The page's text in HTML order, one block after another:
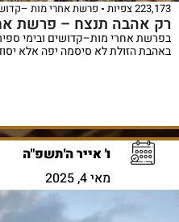
223,173 צפיות פרשת אחרי מות
רק אהבה תנצח – פרשת
בפרשת אחרי מות–קדושים ובימי
באהבת הזולת לא סיסמה יפה אלא
ו' אייר ה'תשפ"ה
מאי 4, 2025